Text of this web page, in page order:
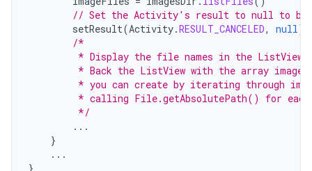
// Set the Activity's result to null to
setResult(Activity.RESULT_CANCELED, null)
/*
* Display the file names in the ListView
* Back the ListView with the array
* you can create by iterating through
* calling File.getAbsolutePath() for
         */
...
}
...
}